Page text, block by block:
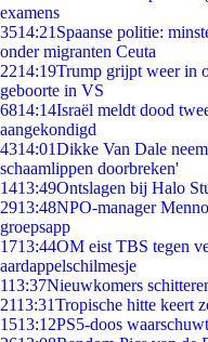
examens
3514:21 Spaanse politie:
onder migranten Ceuta
2214:19Trump grijpt weer in
geboorte in VS
6814:14Israël meldt dood
aangekondigd
4314:01Dikke Van Dale
schaamlippen doorbreken'
1413:49Ontslagen bij Halo
2913:48NPO-manager
groepsapp
1713:44OM eist TBS tegen
aardappelschilmesje
113:37Nieuwkomers
2113:31Tropische hitte keert
1513:12PS5-doos